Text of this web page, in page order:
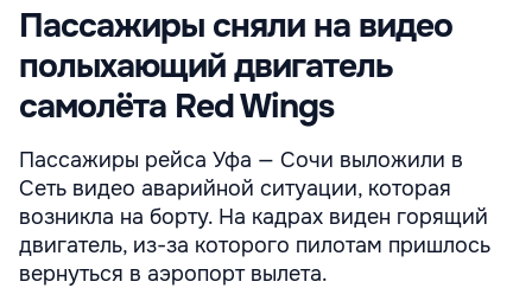
Пассажиры сняли на видео
полыхающий двигатель
самолёта Red Wings
Пассажиры рейса Уфа — Сочи выложили в
Сеть видео аварийной ситуации, которая
возникла на борту. На кадрах виден горящий
двигатель, из-за которого пилотам пришлось
вернуться в аэропорт вылета.